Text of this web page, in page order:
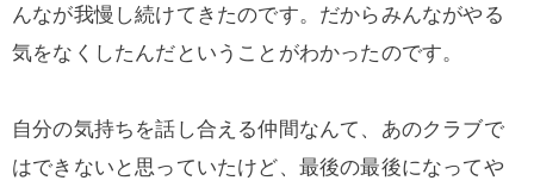
んなが我慢し続けてきたのです。だからみんながやる
気をなくしたんだということがわかったのです。
自分の気持ちを話し合える仲間なんて、あのクラブで
はできないと思っていたけど、最後の最後になってや